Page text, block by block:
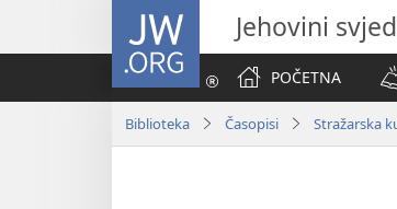
JW.ORG Jehovini
POČETNA
Biblioteka Časopisi Stražarska